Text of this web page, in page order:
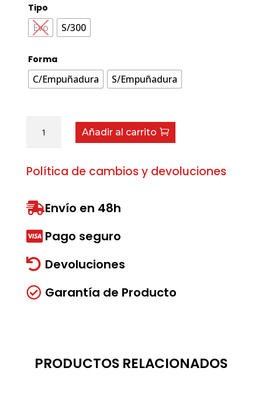
Tipo
Evo S/300
Forma
C/Empuñadura S/Empuñadura
Eléctrica
Añadir al carrito
Política de cambios y devoluciones
Envío en 48h
 Pago seguro
 Devoluciones
 Garantía de Producto
PRODUCTOS RELACIONADOS